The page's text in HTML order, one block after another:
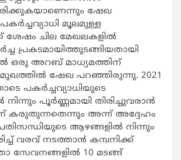
ഷേഖ
പകര്‍ച്ചവ്യാധി മൂലമുള്ള
ശേഷം ചില മേഖലകളില്‍
പ്രകടമായിത്തുടങ്ങിയതായി
ഒരു അറബ് മാധ്യമത്തിന്
ഷേഖ പറഞ്ഞിരുന്നു. 2021
പകര്‍ച്ചവ്യാധിയുടെ
പൂര്‍ണ്ണമായി തിരിച്ചുവരാന്‍
കരുതുന്നതെന്നും അന്ന് അദ്ദേഹം
ആഴങ്ങളില്‍ നിന്നും
വരവ് നടത്താന്‍ കമ്പനിക്ക്
സേവനങ്ങളില്‍ 10 മടങ്ങ്